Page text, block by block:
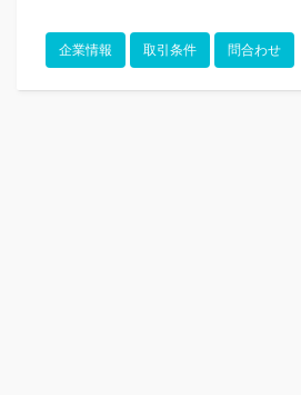
企業情報 取引条件 問合わせ